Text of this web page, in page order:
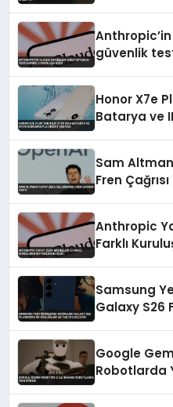
güvenlik
Honor X7e
Batarya ve
Sam
Fren
Anthropic
Farklı
Samsung
Galaxy S26
Google
Robotlarda